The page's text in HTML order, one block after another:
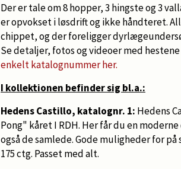
Der er tale om 8 hopper, 3 hingste og 3
er opvokset i løsdrift og ikke håndteret.
chippet, og der foreligger
Se detaljer, fotos og videoer med
enkelt katalognummer her.
I kollektionen befinder sig bl.a.:
Hedens Castillo, katalognr. 1: Hedens
Pong" kåret I RDH. Her får du en
også de samlede. Gode muligheder for
175 ctg. Passet med alt.